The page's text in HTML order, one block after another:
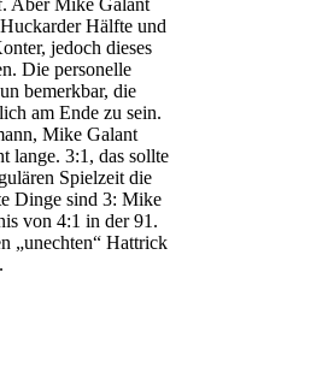
Aber Mike Galant
Hälfte und
jedoch dieses
Die personelle
bemerkbar, die
am Ende zu sein.
Mike Galant
lange. 3:1, das sollte
Spielzeit die
Dinge sind 3: Mike
von 4:1 in der 91.
„unechten“ Hattrick